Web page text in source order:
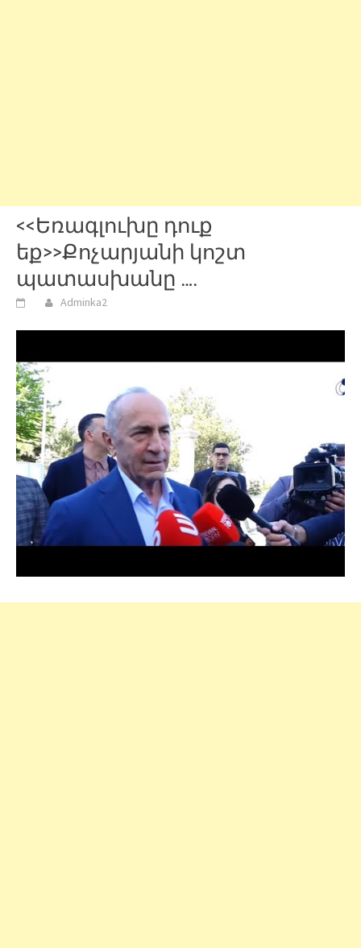
<<Եռագլուխը դուք
եք>>Քոչարյանի կոշտ
պատասխանը ….
Adminka2